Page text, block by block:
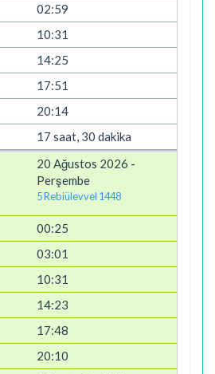
02:59
10:31
14:25
17:51
20:14
17 saat, 30 dakika
20 Ağustos 2026 -
Perşembe
5 Rebiülevvel 1448
00:25
03:01
10:31
14:23
17:48
20:10